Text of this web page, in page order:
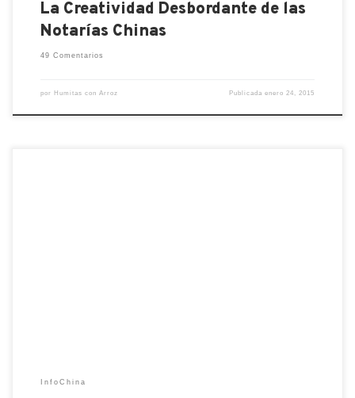
La Creatividad Desbordante de las
Notarías Chinas
49 Comentarios
por Humitas con Arroz Publicadaenero 24, 2015
InfoChina